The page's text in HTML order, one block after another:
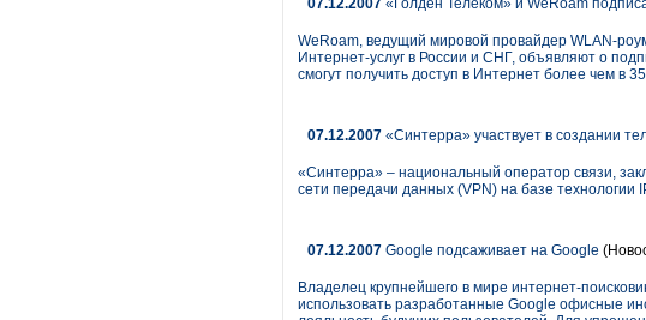
07.12.2007 «Голден Телеком» и WeRoam
WeRoam, ведущий мировой провайдер WLAN-
Интернет-услуг в России и СНГ, объявляют о
смогут получить доступ в Интернет более чем в
07.12.2007 «Синтерра» участвует в создании
«Синтерра» – национальный оператор связи,
сети передачи данных (VPN) на базе
07.12.2007 Google подсаживает на Google
Владелец крупнейшего в мире интернет-
использовать разработанные Google офисные